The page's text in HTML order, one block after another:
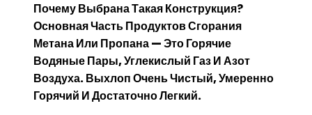
Почему Выбрана Такая Конструкция?
Основная Часть Продуктов Сгорания
Метана Или Пропана — Это Горячие
Водяные Пары, Углекислый Газ И Азот
Воздуха. Выхлоп Очень Чистый, Умеренно
Горячий И Достаточно Легкий.